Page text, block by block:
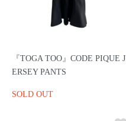
『TOGA TOO』CODE PIQUE J
ERSEY PANTS
SOLD OUT